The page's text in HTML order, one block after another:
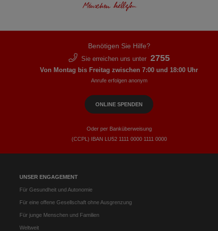
UNSER ENGAGEMENT
Für Gesundheit und Autonomie
Für eine offene Gesellschaft ohne Ausgrenzung
Für junge Menschen und Familien
Weltweit
Benötigen Sie Hilfe?
Sie erreichen uns unter 2755
Von Montag bis Freitag zwischen 7:00 und 18:00 Uhr
Anrufe erfolgen anonym
ONLINE SPENDEN
Oder per Banküberweisung
(CCPL) IBAN LU52​ 1111​ 0000​ 1111​ 0000